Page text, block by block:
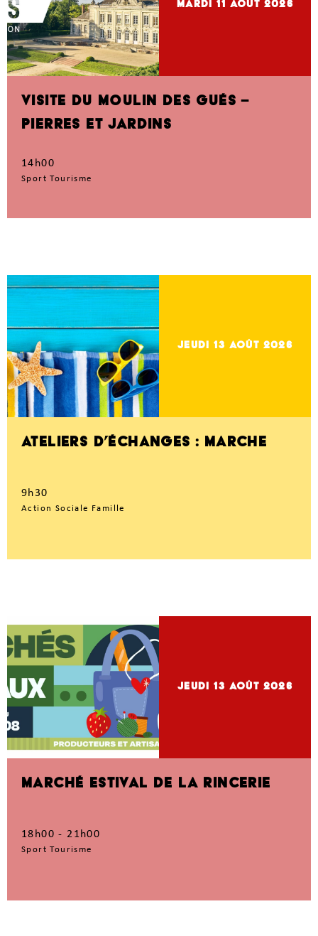
mardi 11 Août 2026
VISITE DU MOULIN DES GUÉS –
PIERRES ET JARDINS
14h00
Sport Tourisme
jeudi 13 Août 2026
ATELIERS D’ÉCHANGES : MARCHE
9h30
Action Sociale Famille
jeudi 13 Août 2026
MARCHÉ ESTIVAL DE LA RINCERIE
18h00 - 21h00
Sport Tourisme